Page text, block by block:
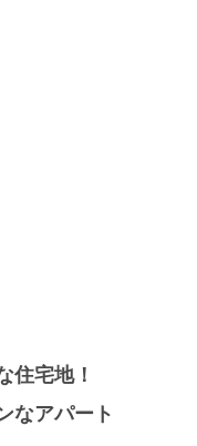
住宅地！
なアパート